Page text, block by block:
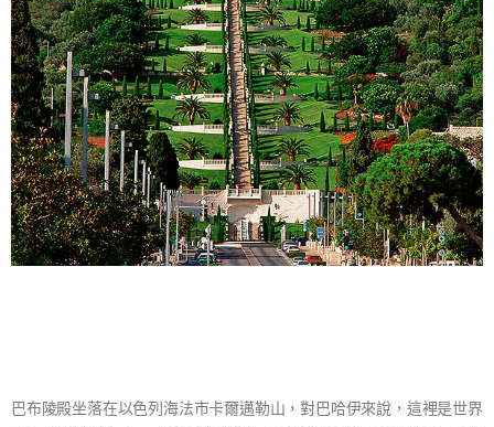
巴布陵殿坐落在以色列海法市卡爾邁勒山，對巴哈伊來說，這裡是世界